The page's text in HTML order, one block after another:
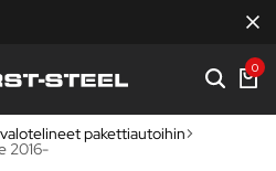
0
pakettiautoihin
2016-